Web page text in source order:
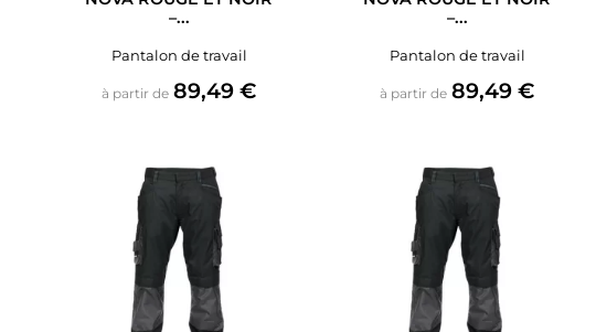
–...
Pantalon de travail
à partir de Prix
89,49 €
–...
Pantalon de travail
à partir de Prix
89,49 €